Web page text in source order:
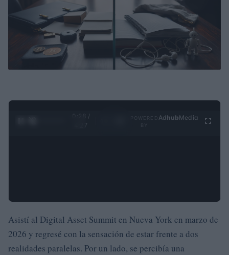
0:29 /
4:27
Ad hubMedia
Asistí al Digital Asset Summit en Nueva York en marzo de
2026 y regresé con la sensación de estar frente a dos
realidades paralelas. Por un lado, se percibía una